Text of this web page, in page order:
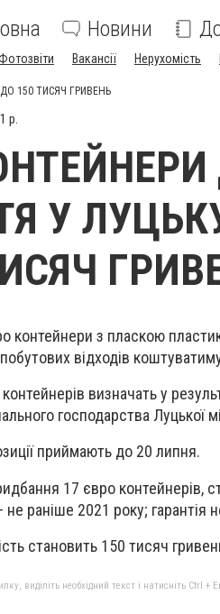
Новини
Вакансії Нерухомість
150 ТИСЯЧ ГРИВЕНЬ
р.
У
контейнери з пласкою
відходів
визначать у
господарства Луцької
приймають до 20 липня.
17 євро контейнерів,
не раніше 2021 року;
становить 150 тисяч
виділіть необхідний текст і натисніть Ctrl +